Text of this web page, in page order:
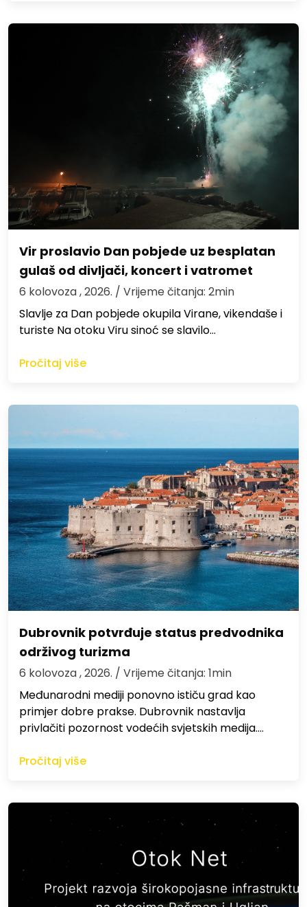
Vir proslavio Dan pobjede uz besplatan
gulaš od divljači, koncert i vatromet
6 kolovoza , 2026. / Vrijeme čitanja: 2min
Slavlje za Dan pobjede okupila Virane, vikendaše i
turiste Na otoku Viru sinoć se slavilo…
Pročitaj više
Dubrovnik potvrđuje status predvodnika
održivog turizma
6 kolovoza , 2026. / Vrijeme čitanja: 1min
Međunarodni mediji ponovno ističu grad kao
primjer dobre prakse. Dubrovnik nastavlja
privlačiti pozornost vodećih svjetskih medija.…
Pročitaj više